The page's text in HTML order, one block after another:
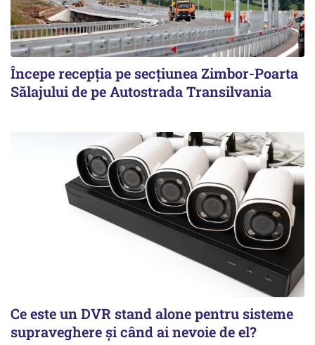
Începe recepţia pe secţiunea Zimbor-Poarta
Sălajului de pe Autostrada Transilvania
Ce este un DVR stand alone pentru sisteme
supraveghere și când ai nevoie de el?